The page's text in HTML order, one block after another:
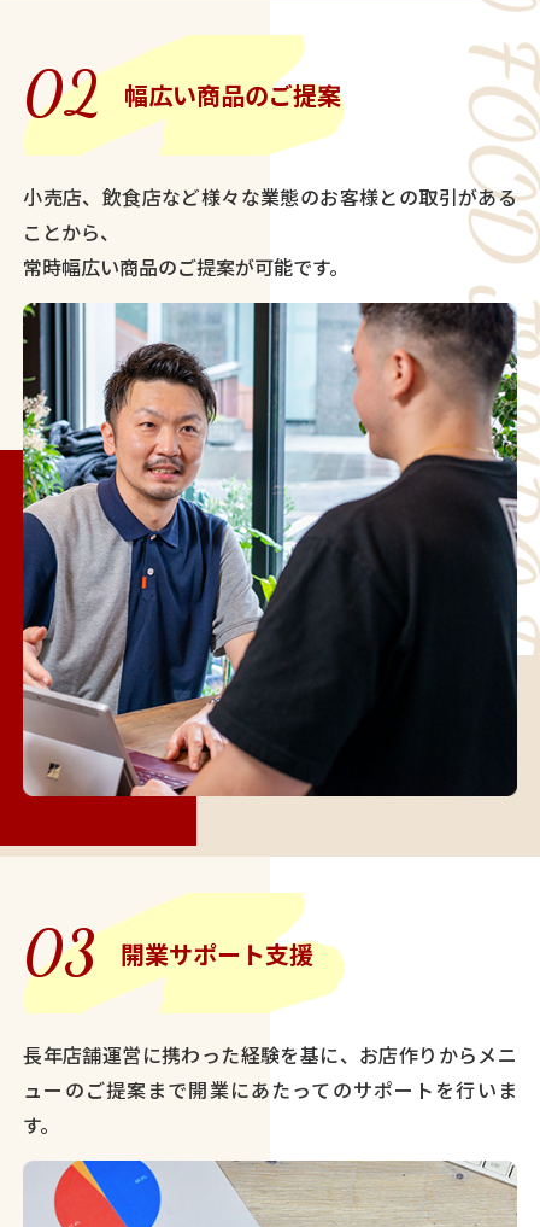
02 幅広い商品のご提案
小売店、飲食店など様々な業態のお客様との取引がある
ことから、
常時幅広い商品のご提案が可能です。
03 開業サポート支援
長年店舗運営に携わった経験を基に、お店作りからメニ
ューのご提案まで開業にあたってのサポートを行いま
す。